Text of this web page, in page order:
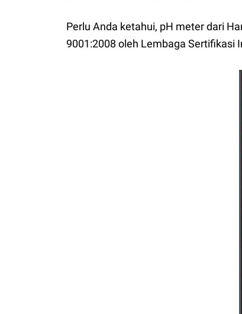
Perlu Anda ketahui, pH meter dari
9001:2008 oleh Lembaga Sertifikasi